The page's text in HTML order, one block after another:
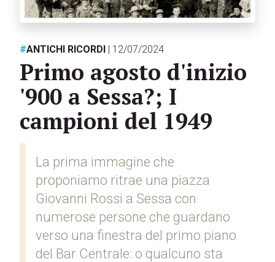
#ANTICHI RICORDI | 12/07/2024
Primo agosto d'inizio
'900 a Sessa?; I
campioni del 1949
La prima immagine che
proponiamo ritrae una piazza
Giovanni Rossi a Sessa con
numerose persone che guardano
verso una finestra del primo piano
del Bar Centrale: o qualcuno sta